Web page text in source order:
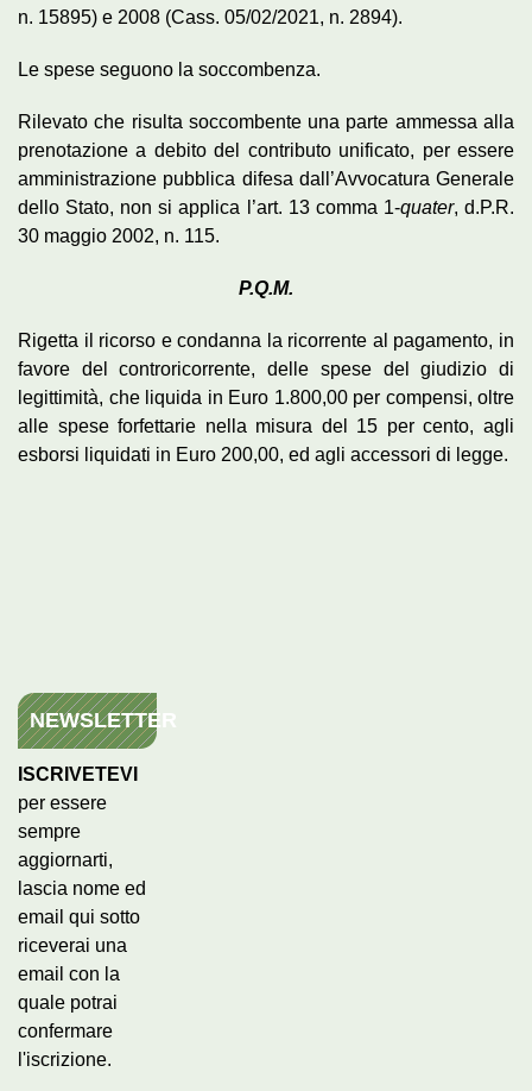
n. 15895) e 2008 (Cass. 05/02/2021, n. 2894).
Le spese seguono la soccombenza.
Rilevato che risulta soccombente una parte ammessa alla
prenotazione a debito del contributo unificato, per essere
amministrazione pubblica difesa dall’Avvocatura Generale
dello Stato, non si applica l’art. 13 comma 1-quater, d.P.R.
30 maggio 2002, n. 115.
P.Q.M.
Rigetta il ricorso e condanna la ricorrente al pagamento, in
favore del controricorrente, delle spese del giudizio di
legittimità, che liquida in Euro 1.800,00 per compensi, oltre
alle spese forfettarie nella misura del 15 per cento, agli
esborsi liquidati in Euro 200,00, ed agli accessori di legge.
NEWSLETTER
ISCRIVETEVI
per essere
sempre
aggiornarti,
lascia nome ed
email qui sotto
riceverai una
email con la
quale potrai
confermare
l'iscrizione.